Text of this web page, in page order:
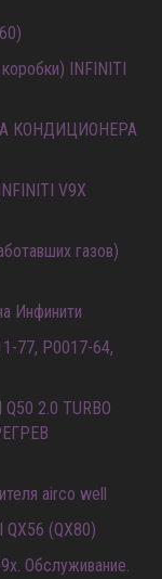
INFINITI
КОНДИЦИОНЕРА
V9X
газов)
Инфинити
77, P0017-64,
2.0 TURBO
airco well
(QX80)
Обслуживание.